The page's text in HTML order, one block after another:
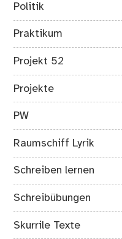
Politik
Praktikum
Projekt 52
Projekte
PW
Raumschiff Lyrik
Schreiben lernen
Schreibübungen
Skurrile Texte